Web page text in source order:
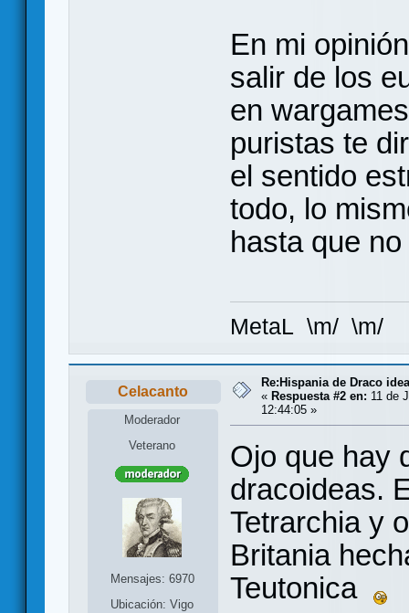
En mi
salir de los
en
puristas te
el sentido
todo, lo
hasta que
MetaL \m/ \m/
Celacanto
Moderador
Veterano
Mensajes: 6970
Ubicación: Vigo
Re:Hispania de Draco
« Respuesta #2 en: 11 de
12:44:05 »
Ojo que hay
dracoideas.
Tetrarchia y
Britania
Teutonica